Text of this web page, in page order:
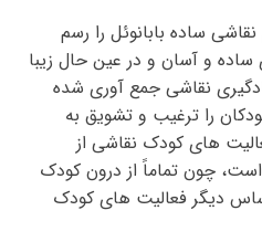
ساده بابانوئل را رسم
ساده و آسان و در عین حال زیبا
نقاشی جمع آوری شده
را ترغیب و تشویق به
های کودک نقاشی از
است، چون تماماً از درون کودک
دیگر فعالیت های کودک